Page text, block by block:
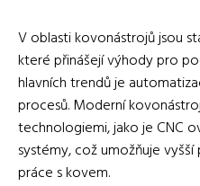
V oblasti kovonástrojů jsou
které přinášejí výhody pro
hlavních trendů je
procesů. Moderní
technologiemi, jako je CNC
systémy, což umožňuje
práce s kovem.